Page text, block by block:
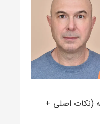
(نکات اصلی +